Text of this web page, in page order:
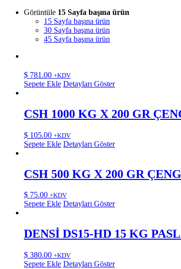
Görüntüle 15 Sayfa başına ürün
15 Sayfa başına ürün
30 Sayfa başına ürün
45 Sayfa başına ürün
$ 781.00 +KDV
Sepete Ekle Detayları Göster
CSH 1000 KG X 200 GR
$ 105.00 +KDV
Sepete Ekle Detayları Göster
CSH 500 KG X 200 GR
$ 75.00 +KDV
Sepete Ekle Detayları Göster
DENSİ DS15-HD 15 KG
$ 380.00 +KDV
Sepete Ekle Detayları Göster